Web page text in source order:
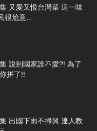
又愛又恨台灣菜 這一味
很尬意…
說到國家誰不愛?! 為了
拼了!!
出國下雨不掃興 達人教